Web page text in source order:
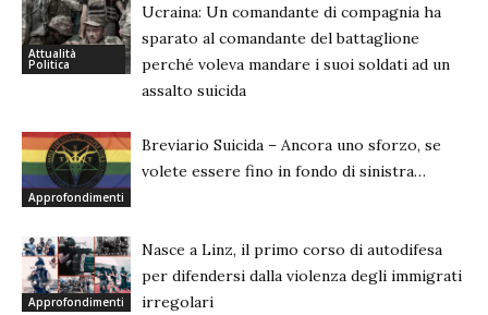
Attualità
Politica
Ucraina: Un comandante di compagnia ha
sparato al comandante del battaglione
perché voleva mandare i suoi soldati ad un
assalto suicida
Approfondimenti
Breviario Suicida – Ancora uno sforzo, se
volete essere fino in fondo di sinistra…
Approfondimenti
Nasce a Linz, il primo corso di autodifesa
per difendersi dalla violenza degli immigrati
irregolari